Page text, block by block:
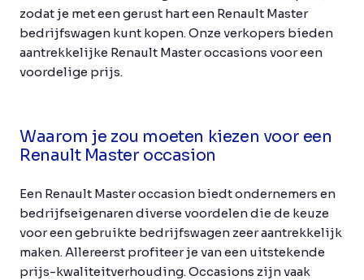
zodat je met een gerust hart een Renault Master
bedrijfswagen kunt kopen. Onze verkopers bieden
aantrekkelijke Renault Master occasions voor een
voordelige prijs.
Waarom je zou moeten kiezen voor een
Renault Master occasion
Een Renault Master occasion biedt ondernemers en
bedrijfseigenaren diverse voordelen die de keuze
voor een gebruikte bedrijfswagen zeer aantrekkelijk
maken. Allereerst profiteer je van een uitstekende
prijs-kwaliteitverhouding. Occasions zijn vaak